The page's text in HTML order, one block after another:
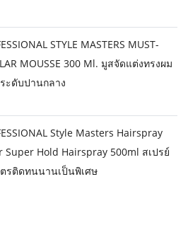
STYLE MASTERS MUST-
MOUSSE 300 Ml. มูสจัดแต่งทรงผม
ะดับปานกลาง
Style Masters Hairspray
Super Hold Hairspray 500ml สเปรย์
รติดทนนานเป็นพิเศษ